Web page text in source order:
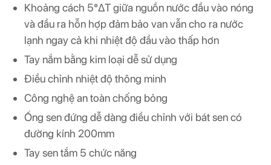
Khoảng cách 5°ΔT giữa nguồn nước đầu vào nóng
và đầu ra hỗn hợp đảm bảo van vẫn cho ra nước
lạnh ngay cả khi nhiệt độ đầu vào thấp hơn
Tay nắm bằng kim loại dễ sử dụng
Điều chỉnh nhiệt độ thông minh
Công nghệ an toàn chống bỏng
Ống sen đứng dễ dàng điều chỉnh với bát sen có
đường kính 200mm
Tay sen tắm 5 chức năng